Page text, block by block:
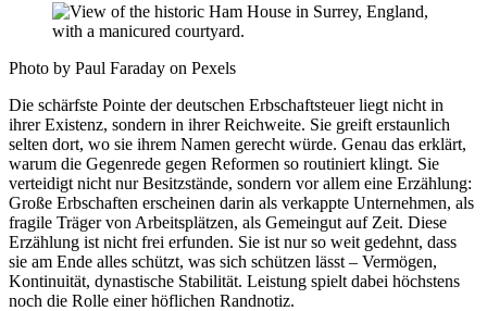
Photo by Paul Faraday on Pexels
Die schärfste Pointe der deutschen Erbschaftsteuer liegt nicht in
ihrer Existenz, sondern in ihrer Reichweite. Sie greift erstaunlich
selten dort, wo sie ihrem Namen gerecht würde. Genau das erklärt,
warum die Gegenrede gegen Reformen so routiniert klingt. Sie
verteidigt nicht nur Besitzstände, sondern vor allem eine Erzählung:
Große Erbschaften erscheinen darin als verkappte Unternehmen, als
fragile Träger von Arbeitsplätzen, als Gemeingut auf Zeit. Diese
Erzählung ist nicht frei erfunden. Sie ist nur so weit gedehnt, dass
sie am Ende alles schützt, was sich schützen lässt – Vermögen,
Kontinuität, dynastische Stabilität. Leistung spielt dabei höchstens
noch die Rolle einer höflichen Randnotiz.